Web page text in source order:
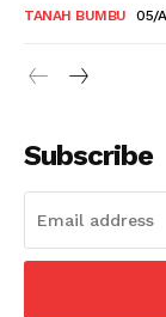
TANAH BUMBU 05/
Subscribe